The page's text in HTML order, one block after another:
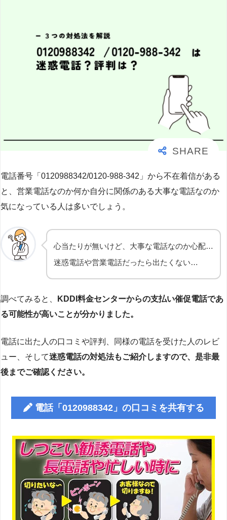
電話番号「0120988342/0120-988-342」から不在着信がある
と、営業電話なのか何か自分に関係のある大事な電話なのか
気になっている人は多いでしょう。
心当たりが無いけど、大事な電話なのか心配…
迷惑電話や営業電話だったら出たくない…
調べてみると、
KDDI料金センターからの支払い催促電話であ
る可能性が高いことが分かりました。
電話に出た人の口コミや評判、同様の電話を受けた人のレビ
ュー、そして迷惑電話の対処法もご紹介しますので、是非最
後までご確認ください。
電話「0120988342」の口コミを共有する